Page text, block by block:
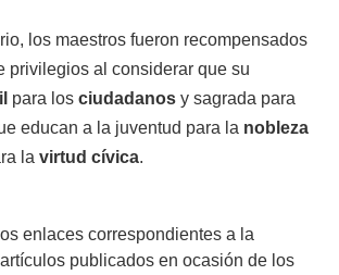
los maestros fueron recompensados
privilegios al considerar que su
para los ciudadanos y sagrada para
educan a la juventud para la nobleza
la virtud cívica.
enlaces correspondientes a la
artículos publicados en ocasión de los